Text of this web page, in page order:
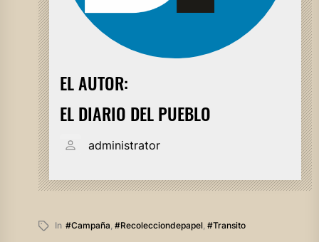
EL AUTOR:
EL DIARIO DEL PUEBLO
administrator
In #campaña #recolecciondepapel, #transito